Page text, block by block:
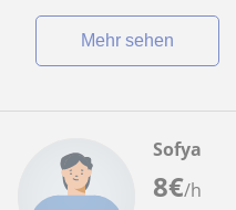
Mehr sehen
8€/h
Sofya